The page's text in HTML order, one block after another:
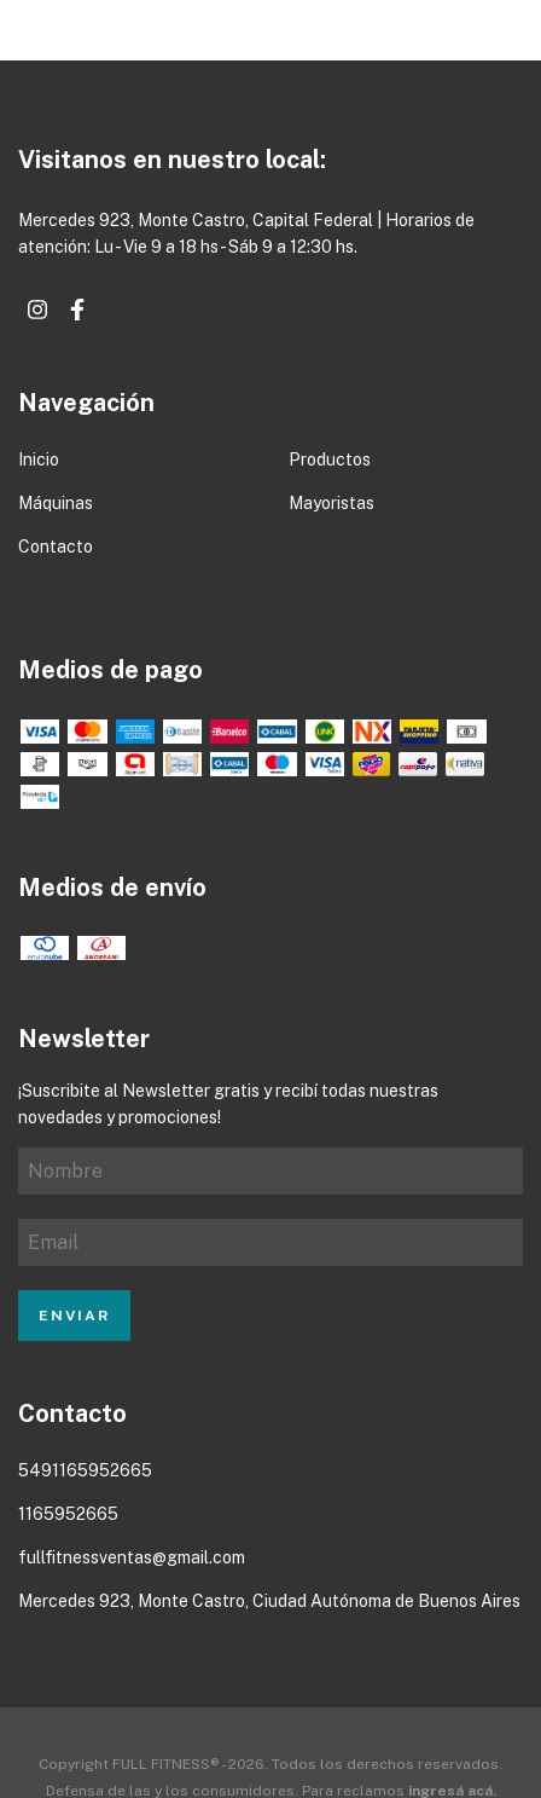
Visitanos en nuestro local:
Mercedes 923, Monte Castro, Capital Federal | Horarios de
atención: Lu - Vie 9 a 18 hs - Sáb 9 a 12:30 hs.
Navegación
Inicio Productos
Máquinas Mayoristas
Contacto
Medios de pago
Medios de envío
Newsletter
¡Suscribite al Newsletter gratis y recibí todas nuestras
novedades y promociones!
Contacto
5491165952665
1165952665
fullfitnessventas@gmail.com
Mercedes 923, Monte Castro, Ciudad Autónoma de Buenos Aires
Copyright FULL FITNESS® - 2026. Todos los derechos reservados.
Defensa de las y los consumidores. Para reclamos ingresá acá.